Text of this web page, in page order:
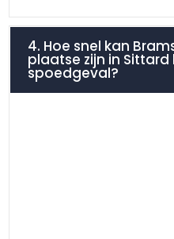
4. Hoe snel kan
plaatse zijn in
spoedgeval?